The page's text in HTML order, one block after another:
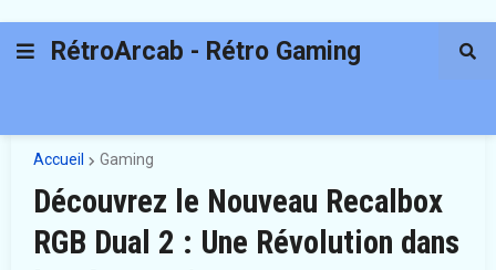
RétroArcab - Rétro Gaming
Accueil Gaming
Découvrez le Nouveau Recalbox
RGB Dual 2 : Une Révolution dans